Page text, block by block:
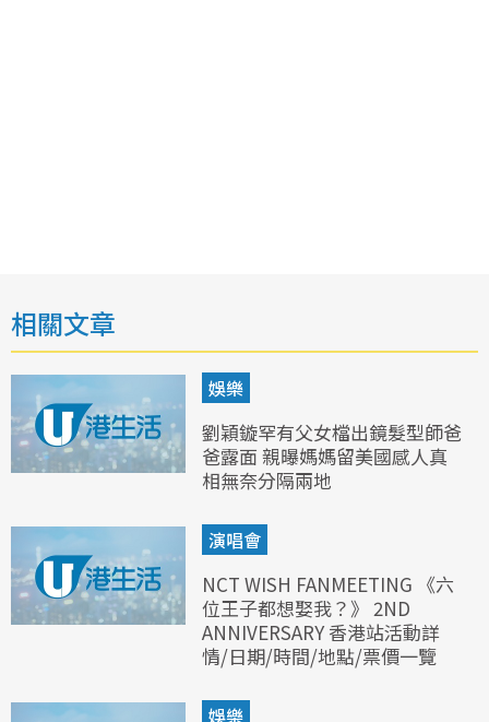
相關文章
娛樂
劉穎鏇罕有父女檔出鏡髮型師爸
爸露面 親曝媽媽留美國感人真
相無奈分隔兩地
演唱會
NCT WISH FANMEETING 《六
位王子都想娶我？》 2ND
ANNIVERSARY 香港站活動詳
情/日期/時間/地點/票價一覽
娛樂